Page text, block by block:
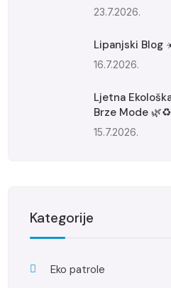
23.7.2026.
Lipanjski
16.7.2026.
Ljetna
Brze Mode 🌿♻️
15.7.2026.
Kategorije
Eko patrole